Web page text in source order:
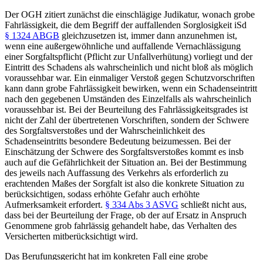
Der OGH zitiert zunächst die einschlägige Judikatur, wonach grobe
Fahrlässigkeit, die dem Begriff der auffallenden Sorglosigkeit iSd
§ 1324 ABGB gleichzusetzen ist, immer dann anzunehmen ist,
wenn eine außergewöhnliche und auffallende Vernachlässigung
einer Sorgfaltspflicht (Pflicht zur Unfallverhütung) vorliegt und der
Eintritt des Schadens als wahrscheinlich und nicht bloß als möglich
voraussehbar war. Ein einmaliger Verstoß gegen Schutzvorschriften
kann dann grobe Fahrlässigkeit bewirken, wenn ein Schadenseintritt
nach den gegebenen Umständen des Einzelfalls als wahrscheinlich
voraussehbar ist. Bei der Beurteilung des Fahrlässigkeitsgrades ist
nicht der Zahl der übertretenen Vorschriften, sondern der Schwere
des Sorgfaltsverstoßes und der Wahrscheinlichkeit des
Schadenseintritts besondere Bedeutung beizumessen. Bei der
Einschätzung der Schwere des Sorgfaltsverstoßes kommt es insb
auch auf die Gefährlichkeit der Situation an. Bei der Bestimmung
des jeweils nach Auffassung des Verkehrs als erforderlich zu
erachtenden Maßes der Sorgfalt ist also die konkrete Situation zu
berücksichtigen, sodass erhöhte Gefahr auch erhöhte
Aufmerksamkeit erfordert. § 334 Abs 3 ASVG schließt nicht aus,
dass bei der Beurteilung der Frage, ob der auf Ersatz in Anspruch
Genommene grob fahrlässig gehandelt habe, das Verhalten des
Versicherten mitberücksichtigt wird.
Das Berufungsgericht hat im konkreten Fall eine grobe